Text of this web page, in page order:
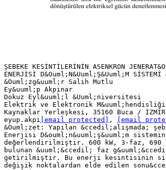
ŞEBEKE KESİNTİLERİNİN ASENKRON
ENERJİSİ D&Ouml;N&Uuml;Ş&Uuml;M
&Ouml;zg&uuml;r Salih Mutlu
Ey&uuml;p Akpınar
Dokuz Eyl&uuml;l &Uuml;niversitesi
Elektrik ve Elektronik M&uuml;hendisliği
Kaynaklar Yerleşkesi, 35160 Buca / İZMİR
eyup.akpı
[email protected] , [email